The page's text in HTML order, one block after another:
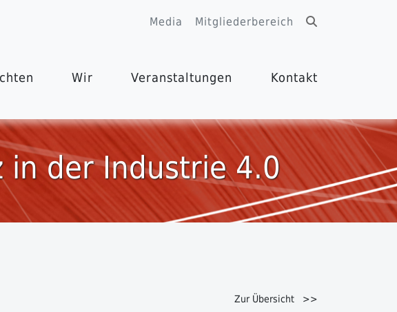
Media Mitgliederbereich
Wir Veranstaltungen Kontakt
in der Industrie 4.0
Zur Übersicht >>